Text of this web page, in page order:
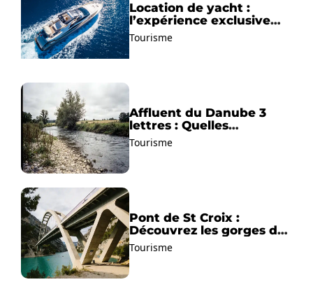
Location de yacht :
l’expérience exclusive
pour découvrir la
Méditerranée autrement
Tourisme
Affluent du Danube 3
lettres : Quelles
solutions trouver ?
Tourisme
Pont de St Croix :
Découvrez les gorges du
Verdon !
Tourisme